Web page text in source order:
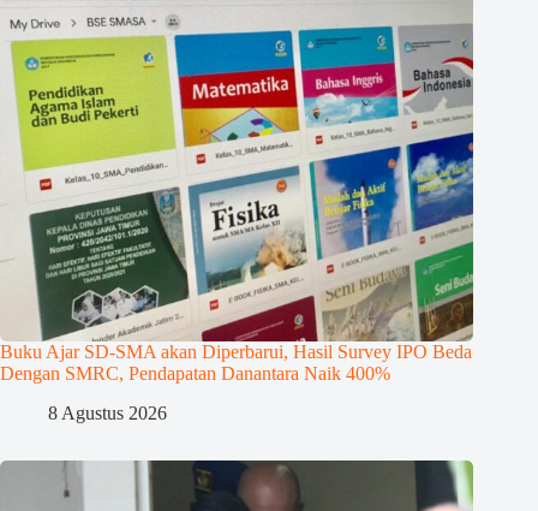
Buku Ajar SD-SMA akan Diperbarui, Hasil Survey IPO Beda
Dengan SMRC, Pendapatan Danantara Naik 400%
8 Agustus 2026